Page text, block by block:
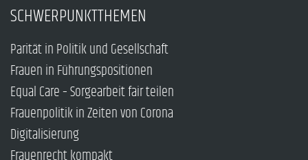
SCHWERPUNKTTHEMEN
Parität in Politik und Gesellschaft
Frauen in Führungspositionen
Equal Care – Sorgearbeit fair teilen
Frauenpolitik in Zeiten von Corona
Digitalisierung